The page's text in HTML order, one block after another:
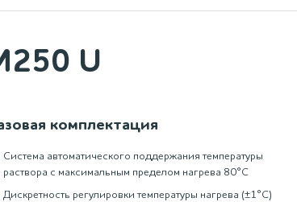
компании
обязательства
U
комплектация
Система автоматического поддержания температуры
раствора с максимальным пределом нагрева 80°С
Дискретность регулировки температуры нагрева (±1°С)